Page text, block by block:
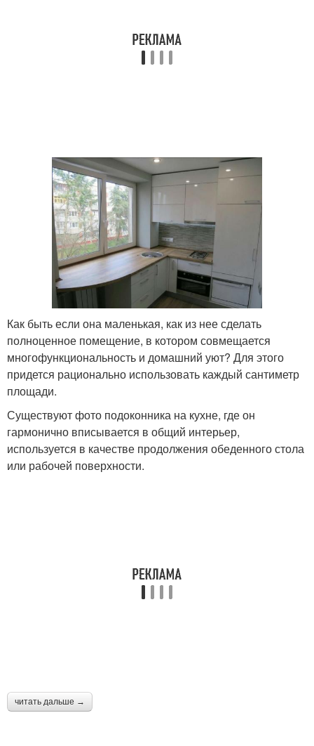
Скучный интерьер
Как быть если она маленькая, как из нее сделать
полноценное помещение, в котором совмещается
многофункциональность и домашний уют? Для этого
придется рационально использовать каждый сантиметр
площади.
Существуют фото подоконника на кухне, где он
гармонично вписывается в общий интерьер,
используется в качестве продолжения обеденного стола
или рабочей поверхности.
читать дальше →